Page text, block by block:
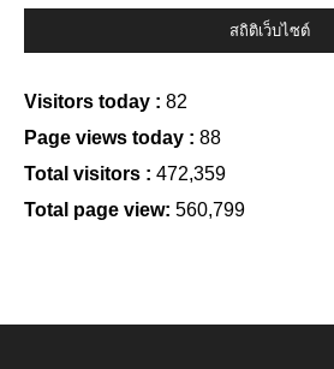
สถิติเว็บไซต์
Visitors today : 82
Page views today : 88
Total visitors : 472,359
Total page view: 560,799